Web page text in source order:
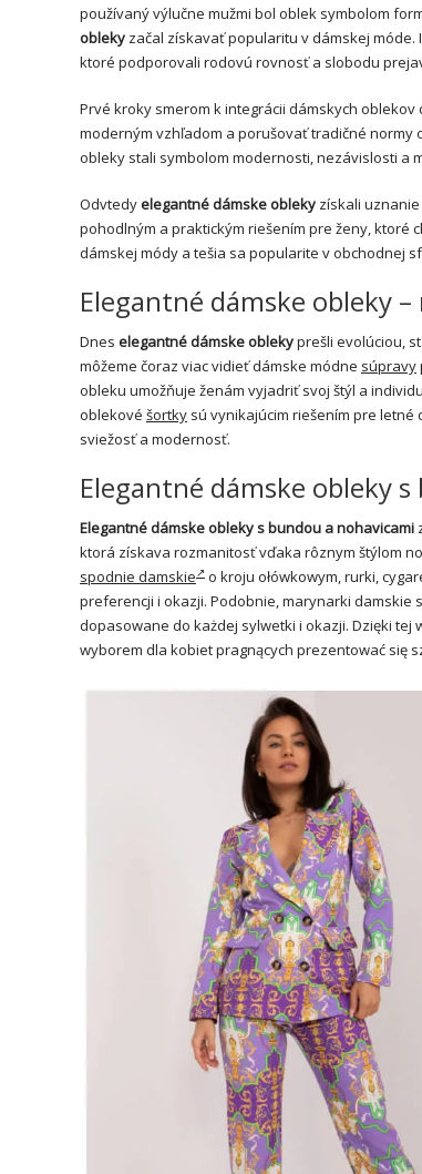
používaný výlučne mužmi bol oblek symbolom
obleky začal získavať popularitu v dámskej
ktoré podporovali rodovú rovnosť a slobodu
Prvé kroky smerom k integrácii dámskych
moderným vzhľadom a porušovať tradičné normy
obleky stali symbolom modernosti, nezávislosti a
Odvtedyelegantné dámske obleky získali
pohodlným a praktickým riešením pre ženy,
dámskej módy a tešia sa popularite v obchodnej
Elegantné dámske obleky
Dnes elegantné dámske oblekyprešli evolúciou,
môžeme čoraz viac vidieť dámske módne súpravy
obleku umožňuje ženám vyjadriť svoj štýl a
oblekové šortky sú vynikajúcim riešením pre
sviežosť a modernosť.
Elegantné dámske obleky
Elegantné dámske obleky s bundou a nohavicami
ktorá získava rozmanitosť vďaka rôznym štýlom
spodnie damskie
o kroju ołówkowym, rurki,
preferencji i okazji. Podobnie, marynarki damskie
dopasowane do każdej sylwetki i okazji. Dzięki
wyborem dla kobiet pragnących prezentować się